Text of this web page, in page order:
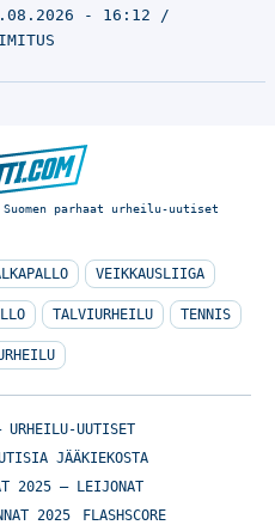
- 16:12
parhaat urheilu-uutiset
VEIKKAUSLIIGA
TALVIURHEILU TENNIS
URHEILU-UUTISET
JÄÄKIEKOSTA
2025 – LEIJONAT
2025
FLASHSCORE